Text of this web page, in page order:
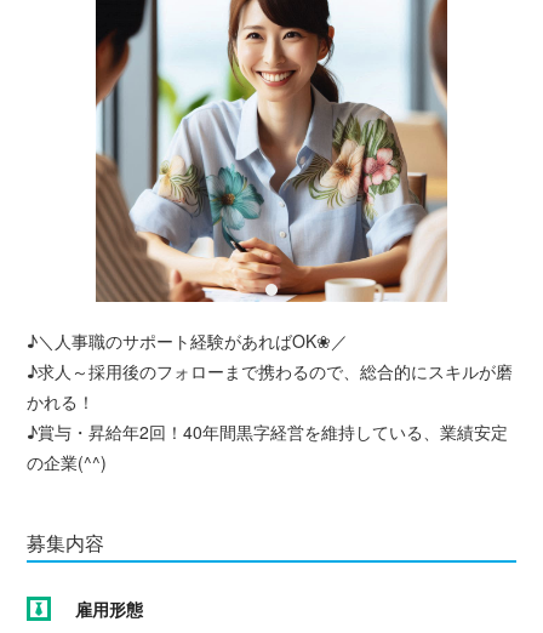
♪＼人事職のサポート経験があればOK❀／
♪求人～採用後のフォローまで携わるので、総合的にスキルが磨
かれる！
♪賞与・昇給年2回！40年間黒字経営を維持している、業績安定
の企業(^^)
募集内容
雇用形態